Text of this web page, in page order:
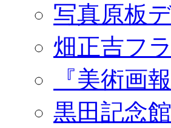
写真原板
畑正吉フ
『美術画
黒田記念